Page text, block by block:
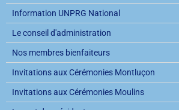
Information UNPRG National
Le conseil d'administration
Nos membres bienfaiteurs
Invitations aux Cérémonies Montluçon
Invitations aux Cérémonies Moulins